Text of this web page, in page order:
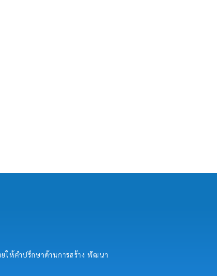
ให้คำปรึกษาด้านการสร้าง พัฒนา